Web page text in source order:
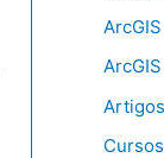
ArcGIS
Artigos